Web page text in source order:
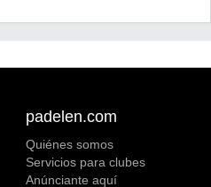
padelen.com
Quiénes somos
Servicios para clubes
Anúnciante aquí